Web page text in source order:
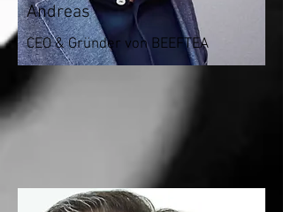
Andreas
CEO & Gründer von BEEFTEA